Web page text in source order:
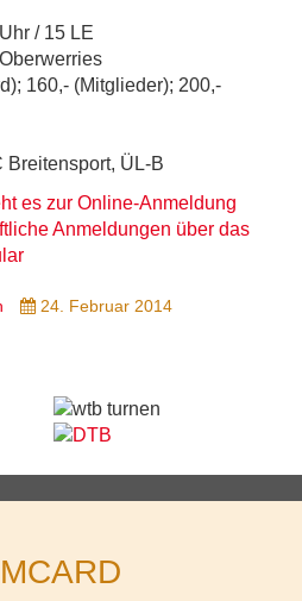
/ 15 LE
160,- (Mitglieder); 200,-
Breitensport, ÜL-B
es zur Online-Anmeldung
Anmeldungen über das
24. Februar 2014